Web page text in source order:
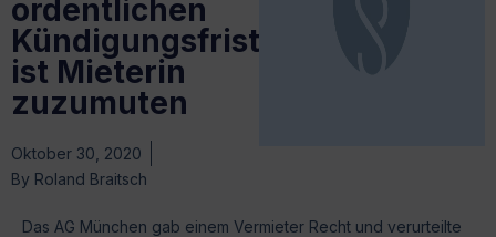
ordentlichen
Kündigungsfrist
ist Mieterin
zuzumuten
Oktober 30, 2020
By Roland Braitsch
Das AG München gab einem Vermieter Recht und verurteilte